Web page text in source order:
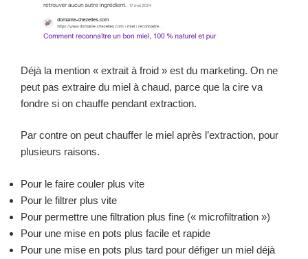
Déjà la mention « extrait à froid » est du marketing. On ne
peut pas extraire du miel à chaud, parce que la cire va
fondre si on chauffe pendant extraction.
Par contre on peut chauffer le miel après l’extraction, pour
plusieurs raisons.
Pour le faire couler plus vite
Pour le filtrer plus vite
Pour permettre une filtration plus fine (« microfiltration »)
Pour une mise en pots plus facile et rapide
Pour une mise en pots plus tard pour défiger un miel déjà